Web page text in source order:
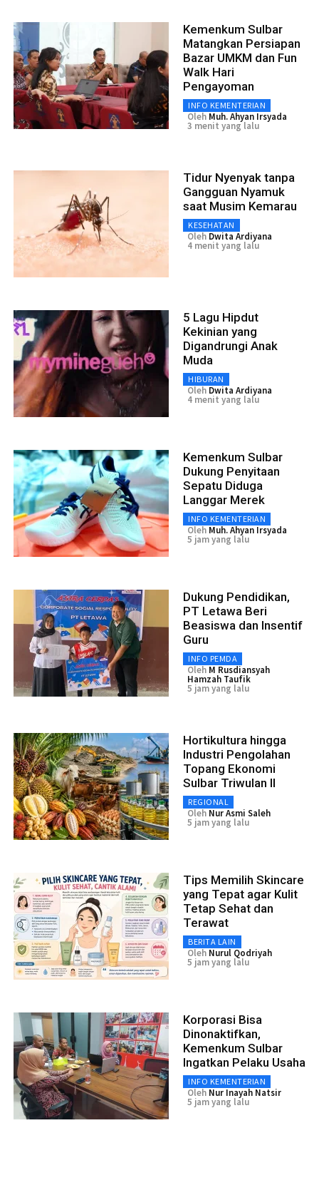
Kemenkum Sulbar
Matangkan Persiapan
Bazar UMKM dan Fun
Walk Hari
Pengayoman
INFO KEMENTERIAN
Oleh Muh. Ahyan Irsyada
3 menit yang lalu
Tidur Nyenyak tanpa
Gangguan Nyamuk
saat Musim Kemarau
KESEHATAN
Oleh Dwita Ardiyana
4 menit yang lalu
5 Lagu Hipdut
Kekinian yang
Digandrungi Anak
Muda
HIBURAN
Oleh Dwita Ardiyana
4 menit yang lalu
Kemenkum Sulbar
Dukung Penyitaan
Sepatu Diduga
Langgar Merek
INFO KEMENTERIAN
Oleh Muh. Ahyan Irsyada
5 jam yang lalu
Dukung Pendidikan,
PT Letawa Beri
Beasiswa dan Insentif
Guru
INFO PEMDA
Oleh M Rusdiansyah
Hamzah Taufik
5 jam yang lalu
Hortikultura hingga
Industri Pengolahan
Topang Ekonomi
Sulbar Triwulan II
REGIONAL
Oleh Nur Asmi Saleh
5 jam yang lalu
Tips Memilih Skincare
yang Tepat agar Kulit
Tetap Sehat dan
Terawat
BERITA LAIN
Oleh Nurul Qodriyah
5 jam yang lalu
Korporasi Bisa
Dinonaktifkan,
Kemenkum Sulbar
Ingatkan Pelaku Usaha
INFO KEMENTERIAN
Oleh Nur Inayah Natsir
5 jam yang lalu